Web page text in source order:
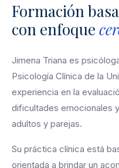
Formación
con enfoque
Jimena Triana es
Psicología Clínica de la
experiencia en la
dificultades emocionales
adultos y parejas.
Su práctica clínica está
orientada a brindar un